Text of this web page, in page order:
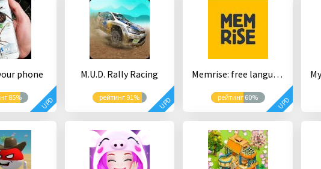
phone
85% UPD
M.U.D. Rally Racing
рейтинг 91% UPD
Memrise: free language app - French, Spanish
рейтинг 60% UPD